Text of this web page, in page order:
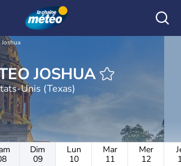
Joshua
METEO JOSHUA
Unis (Texas)
Dim
09
Lun
10
Mar
11
Mer
12